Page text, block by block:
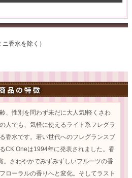
ニ香水を除く）
、性別を問わず未だに大人気!軽くさわ
人でも、気軽に使えるライト系フレグラ
香水です。若い世代へのフレグランスブ
CK Oneは1994年に発表されました。香
。さわやかでみずみずしいフルーツの香
ローラルの香りへと変化。そしてラスト